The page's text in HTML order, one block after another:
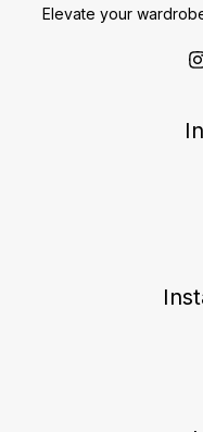
Elevate your